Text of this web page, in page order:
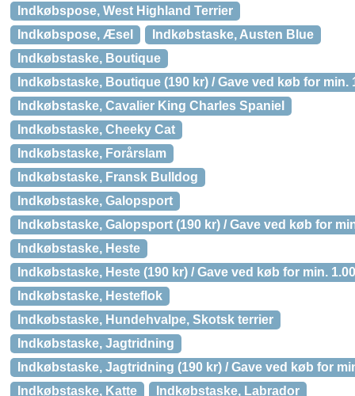
Indkøbspose, West Highland Terrier
Indkøbspose, Æsel
Indkøbstaske, Austen Blue
Indkøbstaske, Boutique
Indkøbstaske, Boutique (190 kr) / Gave ved køb for min.
Indkøbstaske, Cavalier King Charles Spaniel
Indkøbstaske, Cheeky Cat
Indkøbstaske, Forårslam
Indkøbstaske, Fransk Bulldog
Indkøbstaske, Galopsport
Indkøbstaske, Galopsport (190 kr) / Gave ved køb for
Indkøbstaske, Heste
Indkøbstaske, Heste (190 kr) / Gave ved køb for min.
Indkøbstaske, Hesteflok
Indkøbstaske, Hundehvalpe, Skotsk terrier
Indkøbstaske, Jagtridning
Indkøbstaske, Jagtridning (190 kr) / Gave ved køb for
Indkøbstaske, Katte
Indkøbstaske, Labrador